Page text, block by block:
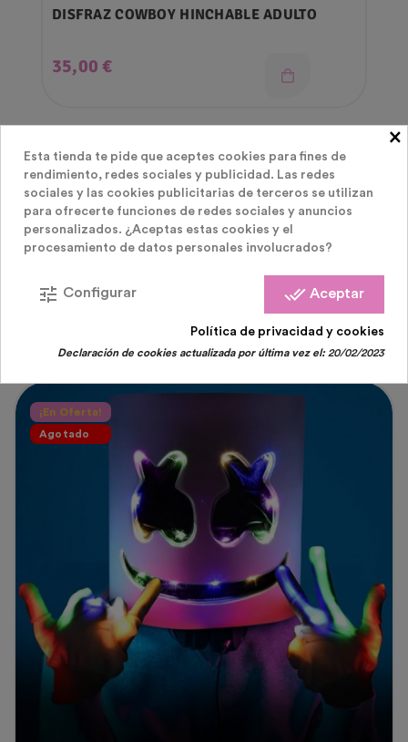
DISFRAZ COWBOY HINCHABLE ADULTO
Precio
35,00 €
LOS CLIENTES QUE COMPRARON ESTE
PRODUCTO TAMBIÉN HAN COMPRADO:
¡En Oferta!
Agotado
×
Esta tienda te pide que aceptes cookies para fines de
rendimiento, redes sociales y publicidad. Las redes
sociales y las cookies publicitarias de terceros se utilizan
para ofrecerte funciones de redes sociales y anuncios
personalizados. ¿Aceptas estas cookies y el
procesamiento de datos personales involucrados?
done_all Aceptar
tune Configurar
Política de privacidad y cookies
Declaración de cookies actualizada por última vez el:20/02/2023